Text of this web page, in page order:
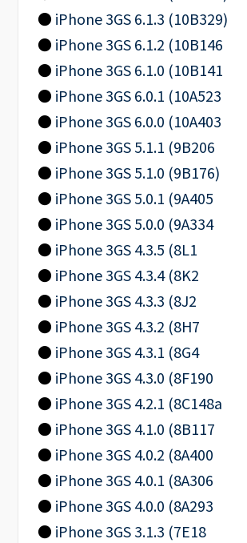
● iPhone 3GS 6.1.3 (10B329)
● iPhone 3GS 6.1.2 (10B146
● iPhone 3GS 6.1.0 (10B141
● iPhone 3GS 6.0.1 (10A523
● iPhone 3GS 6.0.0 (10A403
● iPhone 3GS 5.1.1 (9B206
● iPhone 3GS 5.1.0 (9B176)
● iPhone 3GS 5.0.1 (9A405
● iPhone 3GS 5.0.0 (9A334
● iPhone 3GS 4.3.5 (8L1
● iPhone 3GS 4.3.4 (8K2
● iPhone 3GS 4.3.3 (8J2
● iPhone 3GS 4.3.2 (8H7
● iPhone 3GS 4.3.1 (8G4
● iPhone 3GS 4.3.0 (8F190
● iPhone 3GS 4.2.1 (8C148a
● iPhone 3GS 4.1.0 (8B117
● iPhone 3GS 4.0.2 (8A400
● iPhone 3GS 4.0.1 (8A306
● iPhone 3GS 4.0.0 (8A293
● iPhone 3GS 3.1.3 (7E18